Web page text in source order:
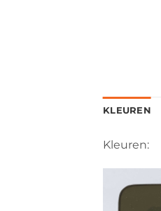
KLEUREN
Kleuren: